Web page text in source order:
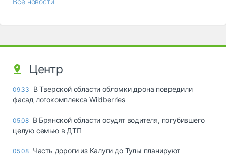
Центр
09:33
В Тверской области обломки дрона повредили
фасад логокомплекса Wildberries
05.08 В Брянской области осудят водителя, погубившего
целую семью в ДТП
05.08 Часть дороги из Калуги до Тулы планируют